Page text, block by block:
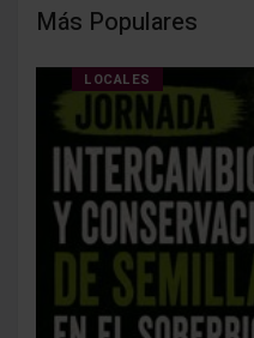
Más Populares
LOCALES